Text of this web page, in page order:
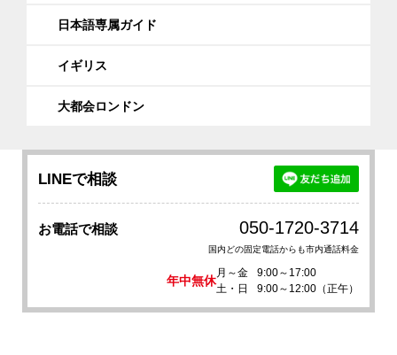
日本語専属ガイド
イギリス
大都会ロンドン
LINEで相談
お電話で相談 050-1720-3714
国内どの固定電話からも市内通話料金
年中無休
月～金
9:00～17:00
土・日
9:00～12:00（正午）